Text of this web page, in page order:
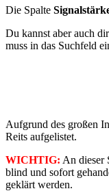
Die Spalte
Du kannst aber auch
muss in das Suchfeld
Aufgrund des großen
Reits aufgelistet.
WICHTIG: An dieser
blind und sofort
geklärt werden.